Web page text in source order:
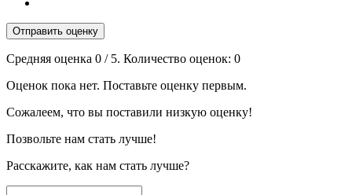
Отправить оценку
Средняя оценка 0 / 5. Количество оценок: 0
Оценок пока нет. Поставьте оценку первым.
Сожалеем, что вы поставили низкую оценку!
Позвольте нам стать лучше!
Расскажите, как нам стать лучше?